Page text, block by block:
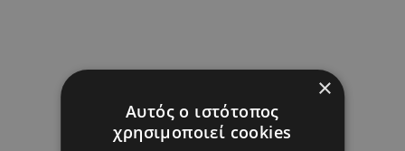
×
Αυτός ο ιστότοπος
χρησιμοποιεί cookies